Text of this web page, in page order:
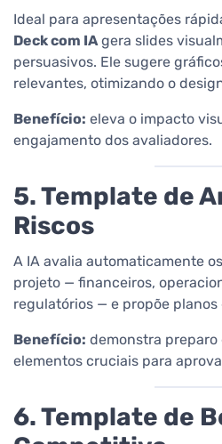
Ideal para apresentações
Deck com IAgera slides
persuasivos. Ele sugere
relevantes, otimizando o
Benefício: eleva o impacto
engajamento dos avaliadores.
5. Template de
Riscos
A IA avalia automaticamente
projeto — financeiros,
regulatórios — e propõe planos
Benefício: demonstra
elementos cruciais para
6. Template de